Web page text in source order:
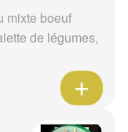
mixte boeuf
de légumes,